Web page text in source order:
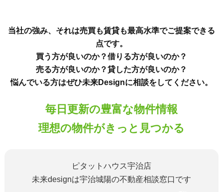
当社の強み、それは売買も賃貸も最高水準でご提案できる
点です。
買う方が良いのか？借りる方が良いのか？
売る方が良いのか？貸した方が良いのか？
悩んでいる方はぜひ未来Designに相談をしてください。
毎日更新の豊富な物件情報
理想の物件がきっと見つかる
ピタットハウス宇治店
未来designは宇治城陽の不動産相談窓口です